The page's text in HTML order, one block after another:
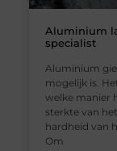
Aluminium
specialist
Aluminium
mogelijk is.
welke manier
sterkte van
hardheid van
Om